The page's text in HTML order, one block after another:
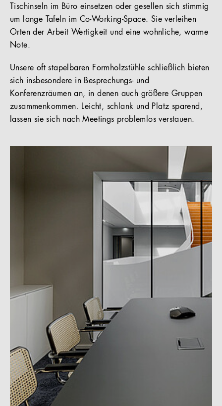
Tischinseln im Büro einsetzen oder gesellen sich stimmig
um lange Tafeln im Co-Working-Space. Sie verleihen
Orten der Arbeit Wertigkeit und eine wohnliche, warme
Note.
Unsere oft stapelbaren Formholzstühle schließlich bieten
sich insbesondere in Besprechungs- und
Konferenzräumen an, in denen auch größere Gruppen
zusammenkommen. Leicht, schlank und Platz sparend,
lassen sie sich nach Meetings problemlos verstauen.